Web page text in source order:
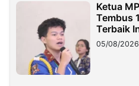
Ketua
Tembus
Terbaik
05/08/